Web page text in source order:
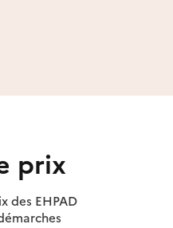
prix
des EHPAD